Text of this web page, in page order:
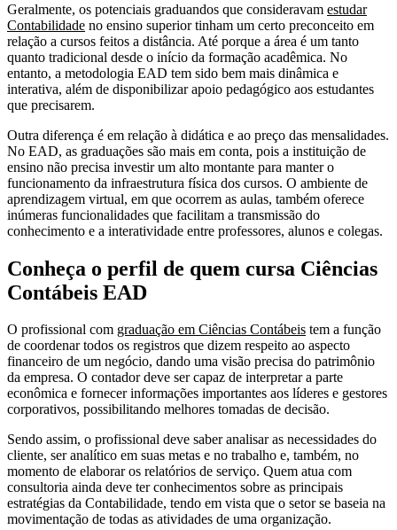
Geralmente, os potenciais graduandos que consideravam estudar
Contabilidade no ensino superior tinham um certo preconceito em
relação a cursos feitos a distância. Até porque a área é um tanto
quanto tradicional desde o início da formação acadêmica. No
entanto, a metodologia EAD tem sido bem mais dinâmica e
interativa, além de disponibilizar apoio pedagógico aos estudantes
que precisarem.
Outra diferença é em relação à didática e ao preço das mensalidades.
No EAD, as graduações são mais em conta, pois a instituição de
ensino não precisa investir um alto montante para manter o
funcionamento da infraestrutura física dos cursos. O ambiente de
aprendizagem virtual, em que ocorrem as aulas, também oferece
inúmeras funcionalidades que facilitam a transmissão do
conhecimento e a interatividade entre professores, alunos e colegas.
Conheça o perfil de quem cursa Ciências
Contábeis EAD
O profissional com graduação em Ciências Contábeis tem a função
de coordenar todos os registros que dizem respeito ao aspecto
financeiro de um negócio, dando uma visão precisa do patrimônio
da empresa. O contador deve ser capaz de interpretar a parte
econômica e fornecer informações importantes aos líderes e gestores
corporativos, possibilitando melhores tomadas de decisão.
Sendo assim, o profissional deve saber analisar as necessidades do
cliente, ser analítico em suas metas e no trabalho e, também, no
momento de elaborar os relatórios de serviço. Quem atua com
consultoria ainda deve ter conhecimentos sobre as principais
estratégias da Contabilidade, tendo em vista que o setor se baseia na
movimentação de todas as atividades de uma organização.